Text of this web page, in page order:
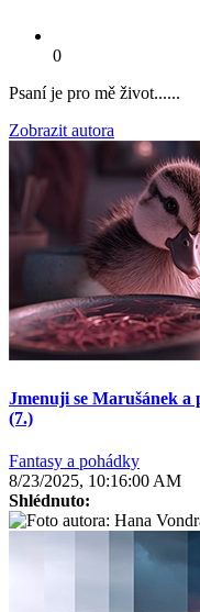
0
Psaní je pro mě život......
Zobrazit autora
Jmenuji se Marušánek a
(7.)
Fantasy a pohádky
8/23/2025, 10:16:00 AM
Shlédnuto: